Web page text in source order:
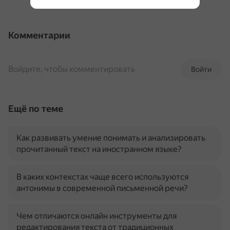
Комментарии
Войти
Войдите, чтобы комментировать
Ещё по теме
Как развивать умение понимать и анализировать
прочитанный текст на иностранном языке?
В каких контекстах чаще всего используются
антонимы в современной письменной речи?
Чем отличаются онлайн инструменты для
редактирования текста от традиционных